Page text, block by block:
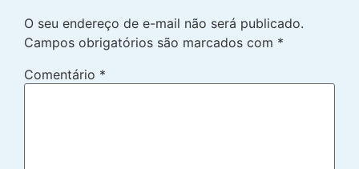
O seu endereço de e-mail não será publicado.
Campos obrigatórios são marcados com *
Comentário *